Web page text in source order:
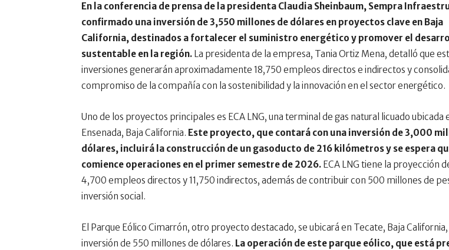
En la conferencia de prensa de la presidenta Claudia Sheinbaum, Sempra
confirmado una inversión de 3,550 millones de dólares en proyectos clave en Baja
California, destinados a fortalecer el suministro energético y promover el
sustentable en la región. La presidenta de la empresa, Tania Ortiz Mena, detalló que
inversiones generarán aproximadamente 18,750 empleos directos e indirectos y
compromiso de la compañía con la sostenibilidad y la innovación en el sector energético.
Uno de los proyectos principales es ECA LNG, una terminal de gas natural licuado ubicada
Ensenada, Baja California. Este proyecto, que contará con una inversión de 3,000
dólares, incluirá la construcción de un gasoducto de 216 kilómetros y se espera
comience operaciones en el primer semestre de 2026. ECA LNG tiene la proyección
4,700 empleos directos y 11,750 indirectos, además de contribuir con 500 millones de
inversión social.
El Parque Eólico Cimarrón, otro proyecto destacado, se ubicará en Tecate, Baja California,
inversión de 550 millones de dólares. La operación de este parque eólico, que está